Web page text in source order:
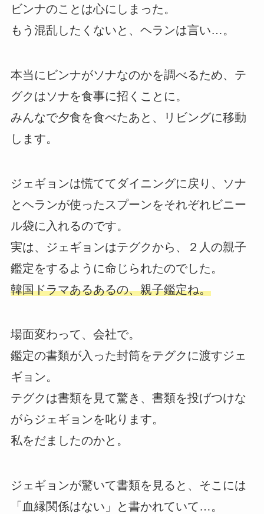
ビンナのことは心にしまった。
もう混乱したくないと、ヘランは言い…。
本当にビンナがソナなのかを調べるため、テ
グクはソナを食事に招くことに。
みんなで夕食を食べたあと、リビングに移動
します。
ジェギョンは慌ててダイニングに戻り、ソナ
とヘランが使ったスプーンをそれぞれビニー
ル袋に入れるのです。
実は、ジェギョンはテグクから、２人の親子
鑑定をするように命じられたのでした。
韓国ドラマあるあるの、親子鑑定ね。
場面変わって、会社で。
鑑定の書類が入った封筒をテグクに渡すジェ
ギョン。
テグクは書類を見て驚き、書類を投げつけな
がらジェギョンを叱ります。
私をだましたのかと。
ジェギョンが驚いて書類を見ると、そこには
「血縁関係はない」と書かれていて…。